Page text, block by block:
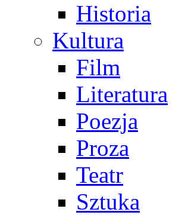
Historia
Kultura
Film
Literatura
Poezja
Proza
Teatr
Sztuka